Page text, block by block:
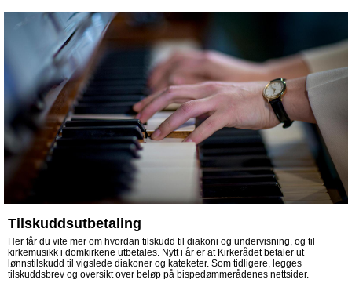
Tilskuddsutbetaling
Her får du vite mer om hvordan tilskudd til diakoni og undervisning, og til
kirkemusikk i domkirkene utbetales. Nytt i år er at Kirkerådet betaler ut
lønnstilskudd til vigslede diakoner og kateketer. Som tidligere, legges
tilskuddsbrev og oversikt over beløp på bispedømmerådenes nettsider.